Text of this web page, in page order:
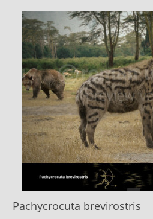
Pachycrocuta brevirostris